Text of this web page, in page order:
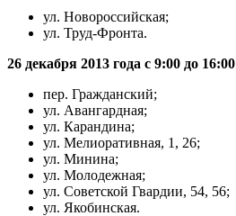
ул. Новороссийская;
ул. Труд-Фронта.
26 декабря 2013 года с 9:00 до 16:00
пер. Гражданский;
ул. Авангардная;
ул. Карандина;
ул. Мелиоративная, 1, 26;
ул. Минина;
ул. Молодежная;
ул. Советской Гвардии, 54, 56;
ул. Якобинская.